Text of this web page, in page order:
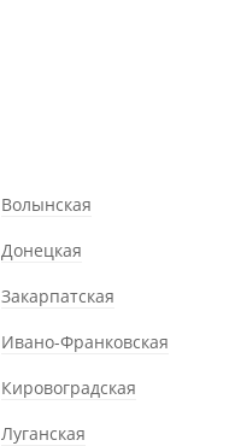
Волынская
Донецкая
Закарпатская
Ивано-Франковская
Кировоградская
Луганская